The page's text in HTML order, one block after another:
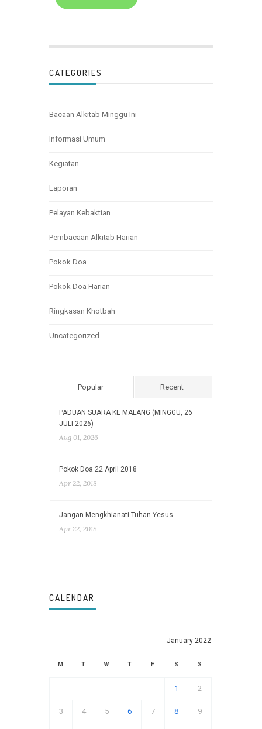
CATEGORIES
Bacaan Alkitab Minggu Ini
Informasi Umum
Kegiatan
Laporan
Pelayan Kebaktian
Pembacaan Alkitab Harian
Pokok Doa
Pokok Doa Harian
Ringkasan Khotbah
Uncategorized
Popular Recent
PADUAN SUARA KE MALANG (MINGGU, 26
JULI 2026)
Aug 01, 2026
Pokok Doa 22 April 2018
Apr 22, 2018
Jangan Mengkhianati Tuhan Yesus
Apr 22, 2018
CALENDAR
January 2022
M T W T F S S
1 2
3 4 5 6 7 8 9